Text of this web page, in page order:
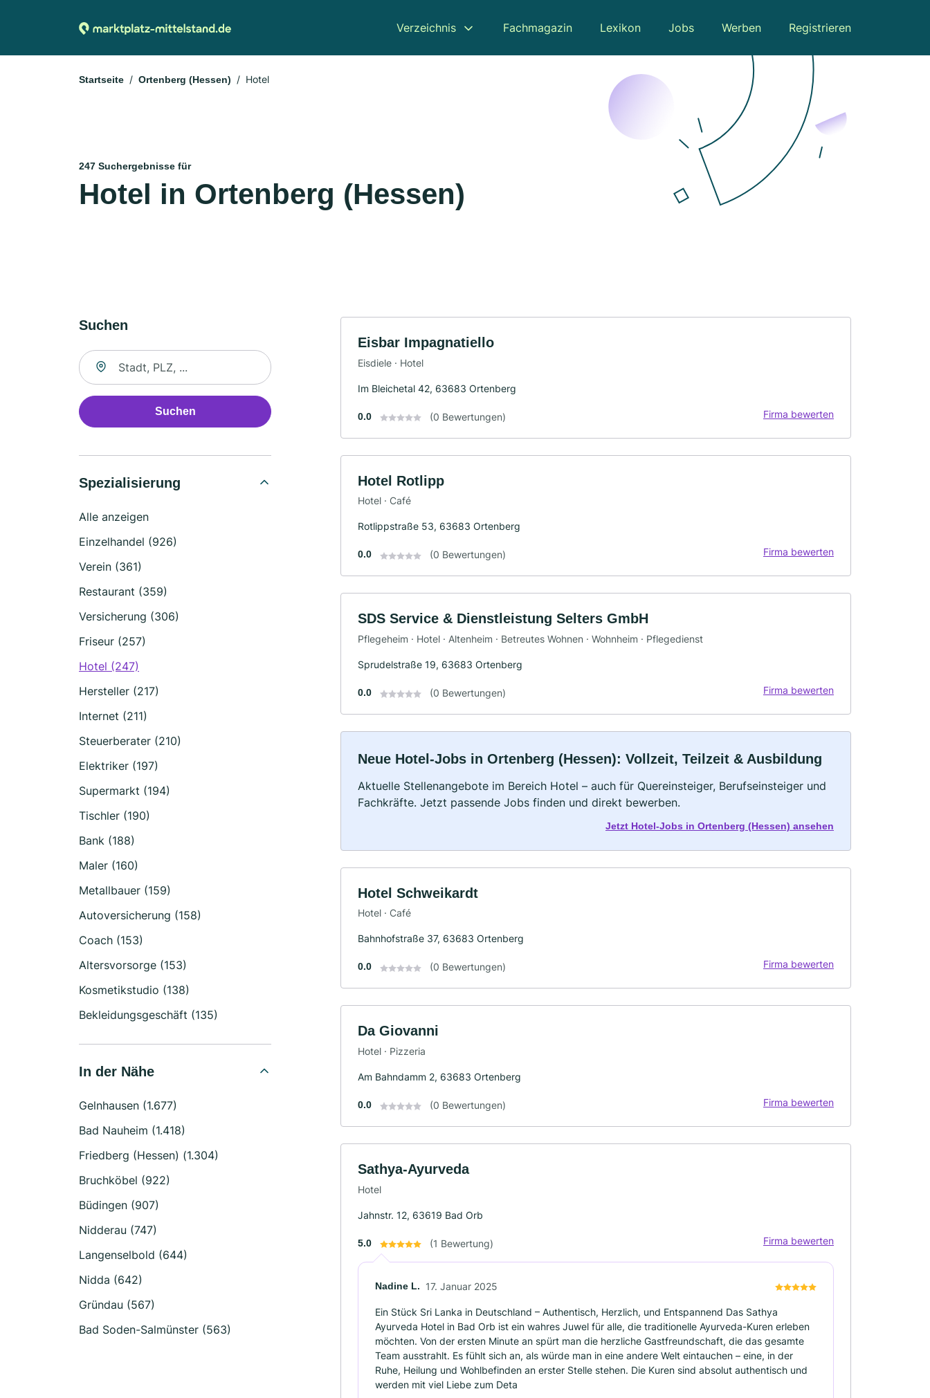
Verzeichnis Fachmagazin Lexikon Jobs Werben Registrieren
Startseite Ortenberg (Hessen) Hotel
247 Suchergebnisse für
Hotel in Ortenberg (Hessen)
Suchen
Suche nach Ort
Suchen
Spezialisierung
Alle anzeigen
Einzelhandel (926)
Verein (361)
Restaurant (359)
Versicherung (306)
Friseur (257)
Hotel (247)
Hersteller (217)
Internet (211)
Steuerberater (210)
Elektriker (197)
Supermarkt (194)
Tischler (190)
Bank (188)
Maler (160)
Metallbauer (159)
Autoversicherung (158)
Coach (153)
Altersvorsorge (153)
Kosmetikstudio (138)
Bekleidungsgeschäft (135)
In der Nähe
Gelnhausen (1.677)
Bad Nauheim (1.418)
Friedberg (Hessen) (1.304)
Bruchköbel (922)
Büdingen (907)
Nidderau (747)
Langenselbold (644)
Nidda (642)
Gründau (567)
Bad Soden-Salmünster (563)
Eisbar Impagnatiello
Eisdiele · Hotel
Im Bleichetal 42, 63683 Ortenberg
0.0 (0 Bewertungen) Firma bewerten
Hotel Rotlipp
Hotel · Café
Rotlippstraße 53, 63683 Ortenberg
0.0 (0 Bewertungen) Firma bewerten
SDS Service & Dienstleistung Selters GmbH
Pflegeheim · Hotel · Altenheim · Betreutes Wohnen · Wohnheim · Pflegedienst
Sprudelstraße 19, 63683 Ortenberg
0.0 (0 Bewertungen) Firma bewerten
Neue Hotel-Jobs in Ortenberg (Hessen): Vollzeit, Teilzeit & Ausbildung
Aktuelle Stellenangebote im Bereich Hotel – auch für Quereinsteiger, Berufseinsteiger und
Fachkräfte. Jetzt passende Jobs finden und direkt bewerben.
Jetzt Hotel-Jobs in Ortenberg (Hessen) ansehen
Hotel Schweikardt
Hotel · Café
Bahnhofstraße 37, 63683 Ortenberg
0.0 (0 Bewertungen) Firma bewerten
Da Giovanni
Hotel · Pizzeria
Am Bahndamm 2, 63683 Ortenberg
0.0 (0 Bewertungen) Firma bewerten
Sathya-Ayurveda
Hotel
Jahnstr. 12, 63619 Bad Orb
5.0 (1 Bewertung) Firma bewerten
Nadine L. 17. Januar 2025
Ein Stück Sri Lanka in Deutschland – Authentisch, Herzlich, und Entspannend Das Sathya
Ayurveda Hotel in Bad Orb ist ein wahres Juwel für alle, die traditionelle Ayurveda-Kuren erleben
möchten. Von der ersten Minute an spürt man die herzliche Gastfreundschaft, die das gesamte
Team ausstrahlt. Es fühlt sich an, als würde man in eine andere Welt eintauchen – eine, in der
Ruhe, Heilung und Wohlbefinden an erster Stelle stehen. Die Kuren sind absolut authentisch und
werden mit viel Liebe zum Deta